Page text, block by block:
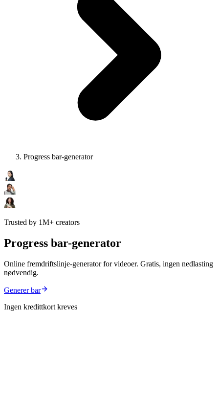
Progress bar-generator
Trusted by 1M+ creators
Progress bar-generator
Online fremdriftslinje-generator for videoer. Gratis, ingen nedlasting
nødvendig.
Generer bar
Ingen kredittkort kreves